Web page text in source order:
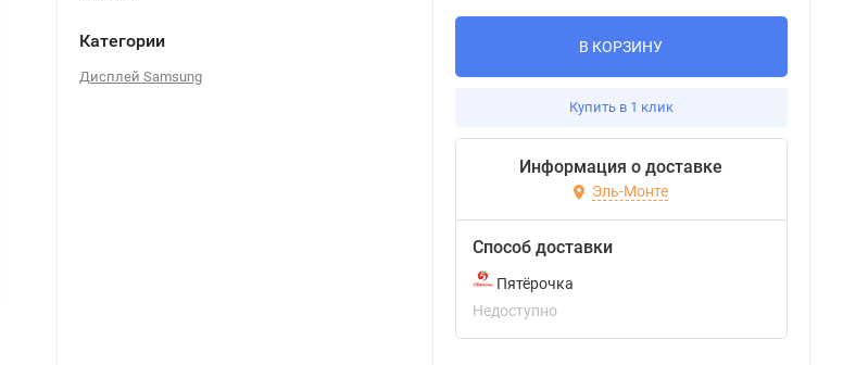
Категории
Дисплей Samsung
В КОРЗИНУ
Купить в 1 клик
Информация о доставке
Эль-Монте
Способ доставки
Пятёрочка
Недоступно